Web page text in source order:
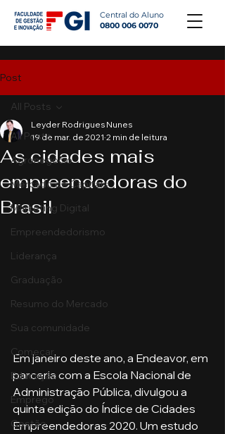
Central do Aluno
0800 006 0070
Post
All Posts
Agronegócio
Mercado de Capitais
Marketing Digital
Empreendedorismo
Liderança
Graduação
Resumo do Mercado
Sua comunidade
Começar
Educação
Emprego
Gestão
All Posts
As cidades mais
empreendedoras do
Brasil
Leyder Rodrigues Nunes
19 de mar. de 2021 2 min de leitura
Em janeiro deste ano, a Endeavor, em
parceria com a Escola Nacional de
Administração Pública, divulgou a
quinta edição do Índice de Cidades
Empreendedoras 2020. Um estudo